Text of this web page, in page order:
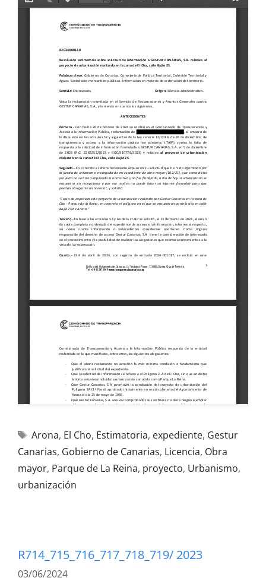
Arona, El Cho, Estimatoria, expediente, Gestur
Canarias, Gobierno de Canarias, Licencia, Obra
mayor, Parque de La Reina, proyecto, Urbanismo,
urbanización
R714_715_716_717_718_719/ 2023
03/06/2024